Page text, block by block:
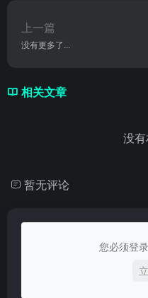
上一篇
没有更多了...
相关文章
没
暂无评论
您必须登